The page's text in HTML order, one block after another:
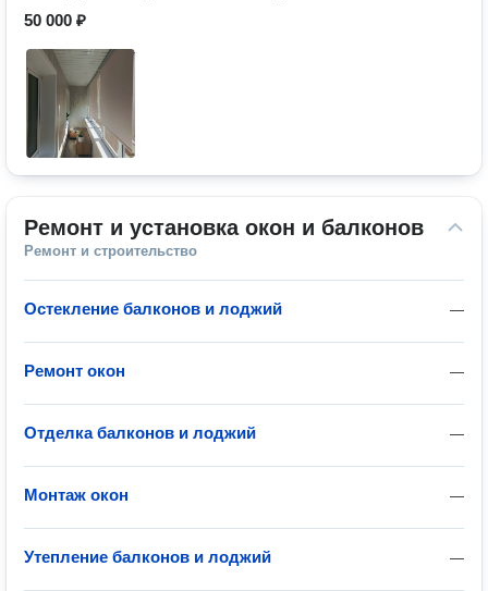
50 000 ₽
Ремонт и установка окон и балконов
Ремонт и строительство
—
Остекление балконов и лоджий
—
Ремонт окон
—
Отделка балконов и лоджий
—
Монтаж окон
—
Утепление балконов и лоджий